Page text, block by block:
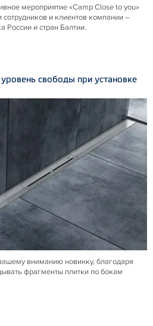
мероприятие «Camp Close to you»
и клиентов компании –
России и стран Балтии.
свободы при установке
вниманию новинку, благодаря
фрагменты плитки по бокам